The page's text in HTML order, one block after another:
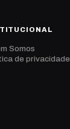
Somos
de privacidade